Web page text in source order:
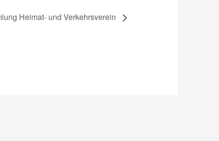
Heimat- und Verkehrsverein